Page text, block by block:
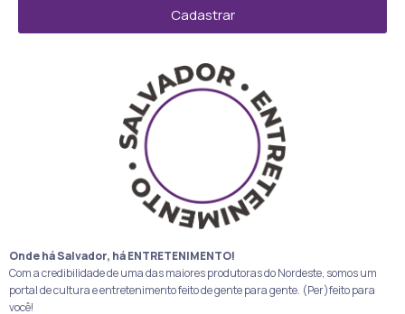
Cadastrar
Onde há Salvador, há ENTRETENIMENTO!
Com a credibilidade de uma das maiores produtoras do Nordeste, somos um
portal de cultura e entretenimento feito de gente para gente. (Per)feito para
você!